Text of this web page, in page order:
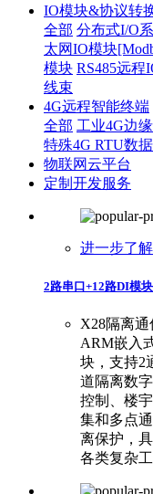
IO模块&协议转
全部 分布式I/O
太网IO模块
模块 RS485远程
线束
4G远程智能终端
全部 工业4G边
特殊4G RTU数
物联网云平台
定制开发服务
进一步了解
2路串口+12路DI模
X28隔离
ARM嵌入
块，支持2
道隔离数
控制、楼
集和多点
离保护，
各类复杂工